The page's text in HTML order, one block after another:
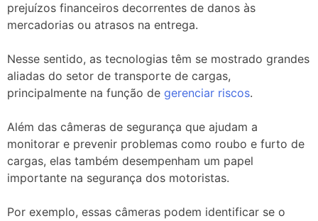
prejuízos financeiros decorrentes de danos às
mercadorias ou atrasos na entrega.
Nesse sentido, as tecnologias têm se mostrado grandes
aliadas do setor de transporte de cargas,
principalmente na função de gerenciar riscos.
Além das câmeras de segurança que ajudam a
monitorar e prevenir problemas como roubo e furto de
cargas, elas também desempenham um papel
importante na segurança dos motoristas.
Por exemplo, essas câmeras podem identificar se o